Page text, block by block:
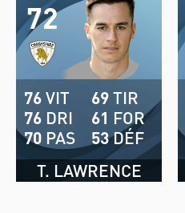
72
T. LAWRENCE
76VIT
76 DRI
70 PAS
69TIR
61 FOR
53DÉF